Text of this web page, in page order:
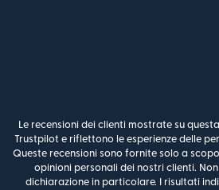
Le recensioni dei clienti mostrate su
Trustpilot e riflettono le esperienze delle
Queste recensioni sono fornite solo a
opinioni personali dei nostri clienti.
dichiarazione in particolare. I risultati